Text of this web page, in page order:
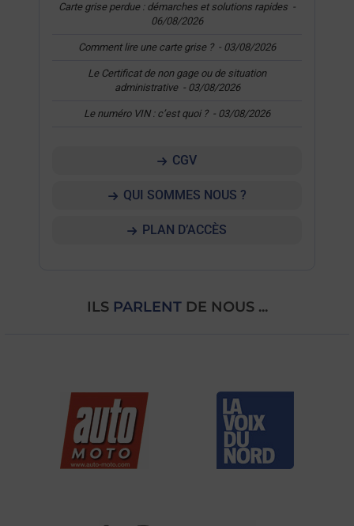
Carte grise perdue : démarches et solutions rapides -
06/08/2026
Comment lire une carte grise ? - 03/08/2026
Le Certificat de non gage ou de situation
administrative - 03/08/2026
Le numéro VIN : c’est quoi ? - 03/08/2026
CGV
QUI SOMMES NOUS ?
PLAN D’ACCÈS
ILS PARLENTDE NOUS ...